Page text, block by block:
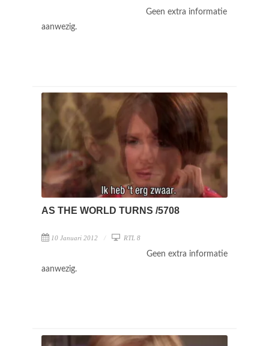
Geen extra informatie
aanwezig.
AS THE WORLD TURNS /5708
10 Januari 2012 RTL 8
Geen extra informatie
aanwezig.